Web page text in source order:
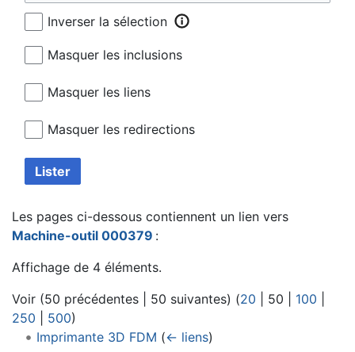
Inverser la sélection
Masquer les inclusions
Masquer les liens
Masquer les redirections
Lister
Les pages ci-dessous contiennent un lien vers
Machine-outil 000379 :
Affichage de 4 éléments.
Voir (50 précédentes 50 suivantes) (20 50 100
250
500)
Imprimante 3D FDM (← liens)